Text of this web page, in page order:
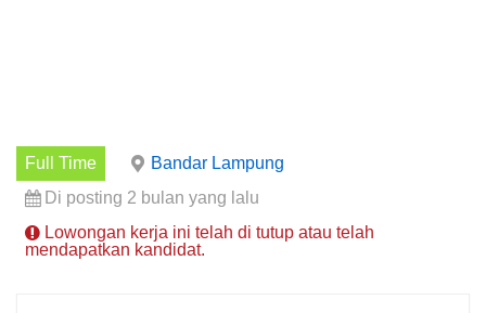
Full Time
Bandar Lampung
Di posting 2 bulan yang lalu
Lowongan kerja ini telah di tutup atau telah
mendapatkan kandidat.